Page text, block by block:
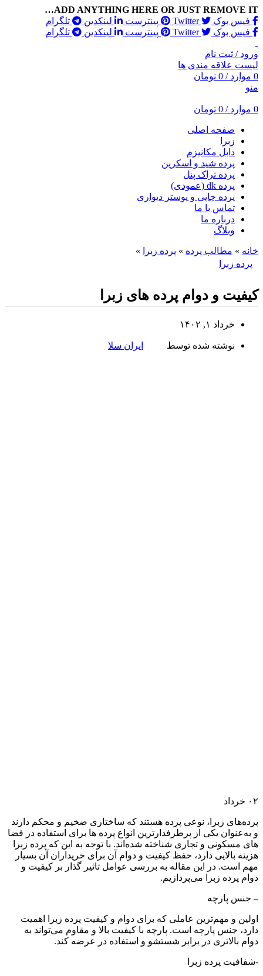
ADD ANYTHING HERE OR JUST REMOVE IT…
فیس بوک
Twitter پینترست لینکدین
تلگرام
فیس بوک
Twitter پینترست لینکدین تلگرام
ورود / ثبت نام
لیست علاقه مندی ها
0 موارد /
0 تومان
منو
0 موارد /
0 تومان
صفحه اصلی
زبرا
دابل مکانیزم
پرده شید و اسکرین
پرده تراک پنل
پرده dk (عمودی)
پرده چاپی و پوستر دیواری
تماس با ما
درباره ما
وبلاگ
خانه » مطالب پرده » پرده زبرا
»
پرده زبرا
کیفیت و دوام پرده های زبرا
خرداد ۱, ۱۴۰۲
نوشته شده توسط ایران سلا
۰۲ خرداد
پرده‌های زبرا، نوعی پرده هستند که ساختاری ضخیم و محکم دارند
و به‌عنوان یکی از پرطرفدارترین انواع پرده ها برای استفاده در فضا
های مسکونی و تجاری شناخته شده‌اند. با توجه به این که پرده زبرا
هزینه بالایی دارد، حفظ کیفیت و دوام آن برای خریداران آن بسیار
مهم است. در این مقاله به بررسی عوامل تاثیر گذار بر کیفیت و
دوام پرده زبرا می‌پردازیم.
– جنس پارچه
اولین و مهم‌ترین عاملی که برای دوام و کیفیت پرده زبرا اهمیت
دارد، جنس پارچه است. پارچه با کیفیت بالا و مقاوم می‌تواند به
دوام بالاتری در برابر شستشو و استفاده در عرضه کند.
-شفافیت پرده زبرا